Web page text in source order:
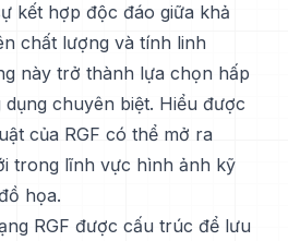
kết hợp độc đáo giữa khả
chất lượng và tính linh
này trở thành lựa chọn hấp
chuyên biệt. Hiểu được
của RGF có thể mở ra
trong lĩnh vực hình ảnh kỹ
họa.
RGF được cấu trúc để lưu